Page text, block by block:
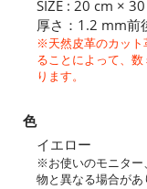
SIZE : 20 cm ×
厚さ：1.2 mm前
※天然皮革のカット
ることによって、
ります。
色
イエロー
※お使いのモニター
物と異なる場合があ